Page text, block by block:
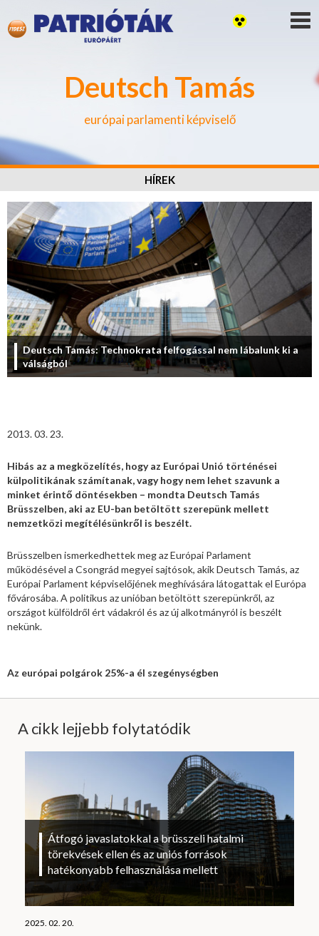
Deutsch Tamás
európai parlamenti képviselő
HÍREK
Deutsch Tamás: Technokrata felfogással nem lábalunk ki a
válságból
2013. 03. 23.
Hibás az a megközelítés, hogy az Európai Unió történései
külpolitikának számítanak, vagy hogy nem lehet szavunk a
minket érintő döntésekben – mondta Deutsch Tamás
Brüsszelben, aki az EU-ban betöltött szerepünk mellett
nemzetközi megítélésünkről is beszélt.
Brüsszelben ismerkedhettek meg az Európai Parlament
működésével a Csongrád megyei sajtósok, akik Deutsch Tamás, az
Európai Parlament képviselőjének meghívására látogattak el Európa
fővárosába. A politikus az unióban betöltött szerepünkről, az
országot külföldről ért vádakról és az új alkotmányról is beszélt
nekünk.
Az európai polgárok 25%-a él szegénységben
A cikk lejjebb folytatódik
Átfogó javaslatokkal a brüsszeli hatalmi
törekvések ellen és az uniós források
hatékonyabb felhasználása mellett
2025. 02. 20.